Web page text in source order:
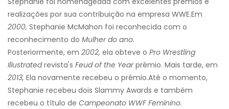
realizações por sua contribuição na empresa WWE.Em
2000, Stephanie McMahon foi reconhecida com o
reconhecimento do Mulher do ano.
Posteriormente, em 2002, ela obteve o Pro Wrestling
Illustratedrevista's Feud of the Yearprêmio. Mais tarde, em
2013, Ela novamente recebeu o prêmio.Até o momento,
Stephanie recebeu dois Slammy Awards e também
recebeu o título de Campeonato WWF Feminino.